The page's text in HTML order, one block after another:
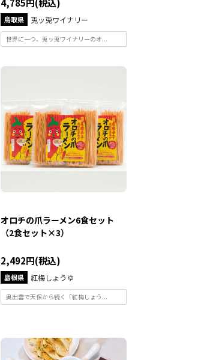
4,785円(税込)
鳥取県 兎ッ兎ワイナリー
世界に一つ、兎ッ兎ワイナリーのオ...
オロチの爪ラーメン6食セット
（2食セット×3）
2,492円(税込)
島根県 紅梅しょうゆ
奥出雲で天保から続く「紅梅しょう...